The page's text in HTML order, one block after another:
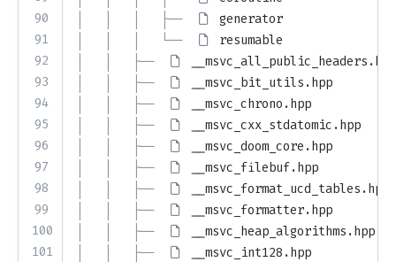
90
91
92
93
94
95
96
97
98
99
100
101
│   │   │   ├──
generator
│   │   │   └──
resumable
│   │   ├──
__msvc_all_public_headers.hpp
│   │   ├──
__msvc_bit_utils.hpp
│   │   ├──
__msvc_chrono.hpp
│   │   ├──
__msvc_cxx_stdatomic.hpp
│   │   ├──
__msvc_doom_core.hpp
│   │   ├──
__msvc_filebuf.hpp
│   │   ├──
__msvc_format_ucd_tables.hpp
│   │   ├──
__msvc_formatter.hpp
│   │   ├──
__msvc_heap_algorithms.hpp
│   │   ├──
__msvc_int128.hpp